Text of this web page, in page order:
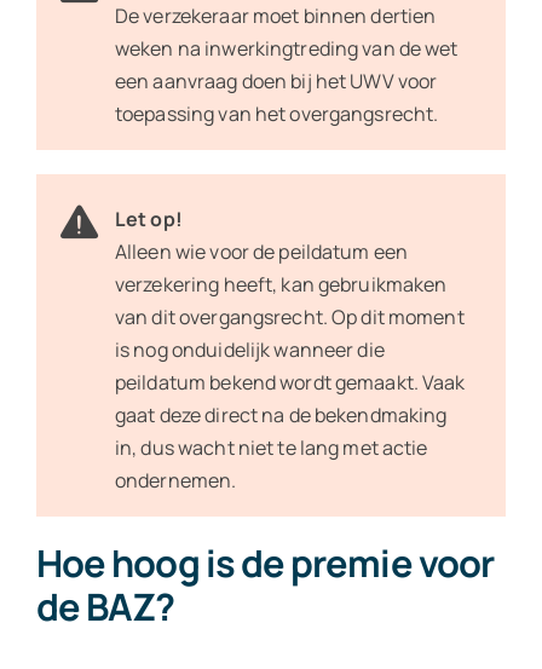
De verzekeraar moet binnen dertien
weken na inwerkingtreding van de wet
een aanvraag doen bij het UWV voor
toepassing van het overgangsrecht.
Let op!
Alleen wie voor de peildatum een
verzekering heeft, kan gebruikmaken
van dit overgangsrecht. Op dit moment
is nog onduidelijk wanneer die
peildatum bekend wordt gemaakt. Vaak
gaat deze direct na de bekendmaking
in, dus wacht niet te lang met actie
ondernemen.
Hoe hoog is de premie voor
de BAZ?